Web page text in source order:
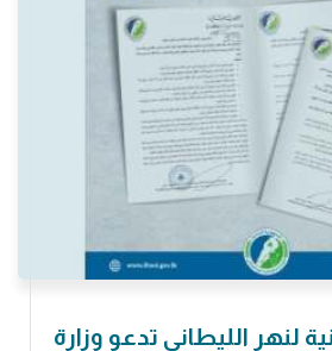
لنهر الليطاني تدعو وزارة